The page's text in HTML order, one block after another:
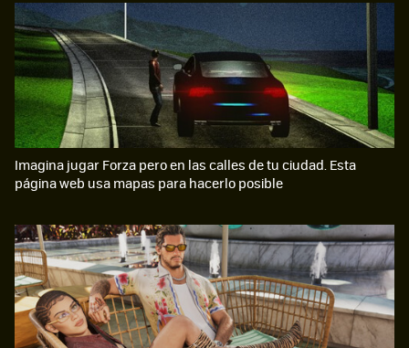
Imagina jugar Forza pero en las calles de tu ciudad. Esta
página web usa mapas para hacerlo posible